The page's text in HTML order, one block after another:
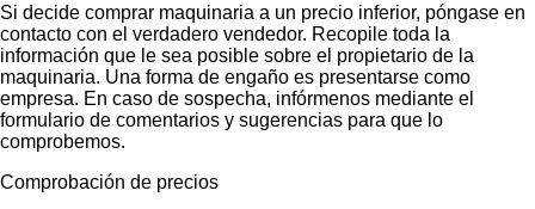
Si decide comprar maquinaria a un precio inferior, póngase en
contacto con el verdadero vendedor. Recopile toda la
información que le sea posible sobre el propietario de la
maquinaria. Una forma de engaño es presentarse como
empresa. En caso de sospecha, infórmenos mediante el
formulario de comentarios y sugerencias para que lo
comprobemos.
Comprobación de precios